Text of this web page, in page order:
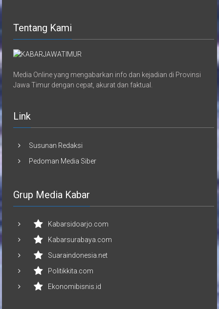
Tentang Kami
Media Online yang mengabarkan info dan kejadian di Provinsi
Jawa Timur dengan cepat, akurat dan faktual.
Link
Susunan Redaksi
Pedoman Media Siber
Grup Media Kabar
Kabarsidoarjo.com
Kabarsurabaya.com
Suaraindonesia.net
Politikkita.com
Ekonomibisnis.id